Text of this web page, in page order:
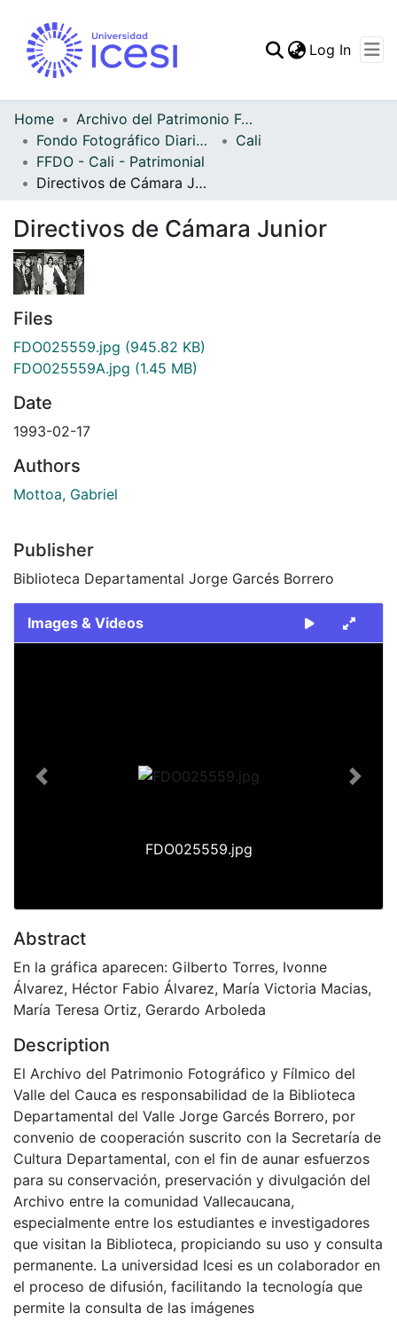
Statistics
Log In
Home
Archivo del Patrimonio Fotográfico y Fílmico del Valle del Cauca
Fondo Fotográfico Diario Occidente
Cali
FFDO - Cali - Patrimonial
Directivos de Cámara Junior
Directivos de Cámara Junior
Files
FDO025559.jpg (945.82 KB)
FDO025559A.jpg (1.45 MB)
Date
1993-02-17
Authors
Mottoa, Gabriel
Publisher
Biblioteca Departamental Jorge Garcés Borrero
Images & Videos
FDO025559.jpg
Previous Next
Abstract
En la gráfica aparecen: Gilberto Torres, Ivonne
Álvarez, Héctor Fabio Álvarez, María Victoria Macias,
María Teresa Ortiz, Gerardo Arboleda
Description
El Archivo del Patrimonio Fotográfico y Fílmico del
Valle del Cauca es responsabilidad de la Biblioteca
Departamental del Valle Jorge Garcés Borrero, por
convenio de cooperación suscrito con la Secretaría de
Cultura Departamental, con el fin de aunar esfuerzos
para su conservación, preservación y divulgación del
Archivo entre la comunidad Vallecaucana,
especialmente entre los estudiantes e investigadores
que visitan la Biblioteca, propiciando su uso y consulta
permanente. La universidad Icesi es un colaborador en
el proceso de difusión, facilitando la tecnología que
permite la consulta de las imágenes